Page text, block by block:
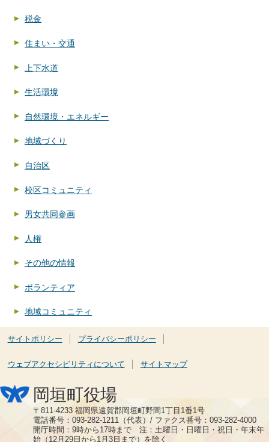
税金
住まい・交通
上下水道
生活環境
自然環境・エネルギー
地域づくり
自治区
校区コミュニティ
男女共同参画
人権
その他の情報
ボランティア
地域コミュニティ
サイトポリシー プライバシーポリシー
ウェブアクセシビリティについて サイトマップ
岡垣町役場
〒811-4233 福岡県遠賀郡岡垣町野間1丁目1番1号
電話番号：093-282-1211（代表）/ ファクス番号：093-282-4000
開庁時間：9時から17時まで 注：土曜日・日曜日・祝日・年末年
始（12月29日から1月3日まで）を除く